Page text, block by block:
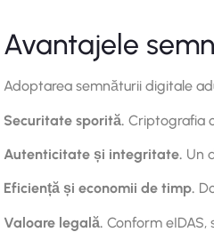
Avantajele
Adoptarea semnăturii digitale
Securitate sporită. Criptografia
Autenticitate și integritate. Un
Eficiență și economii de timp.
Valoare legală. Conform